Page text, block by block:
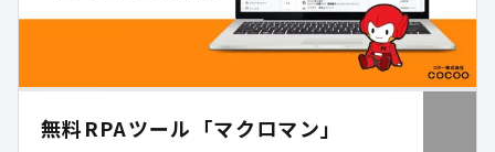
無料RPAツール「マクロマン」